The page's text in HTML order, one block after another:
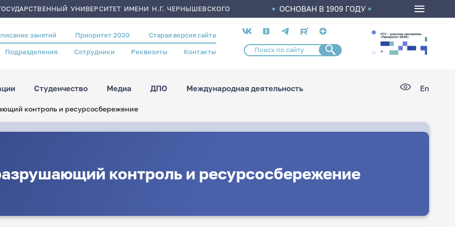
УНИВЕРСИТЕТ ИМЕНИ Н.Г. ЧЕРНЫШЕВСКОГО ОСНОВАН В 1909 ГОДУ
занятий Приоритет 2030 Старая версия сайта
Подразделения Сотрудники Реквизиты Контакты
Социальные
сети
Студенчество Медиа ДПО Международная деятельность En
контроль и ресурсосбережение
контроль и ресурсосбережение